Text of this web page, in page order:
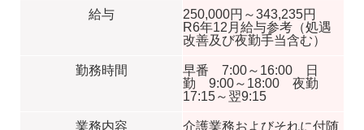
給与
250,000円～343,235円
R6年12月給与参考（処遇
改善及び夜勤手当含む）
勤務時間
早番 7:00～16:00 日
勤 9:00～18:00 夜勤
17:15～翌9:15
業務内容
介護業務およびそれに付随